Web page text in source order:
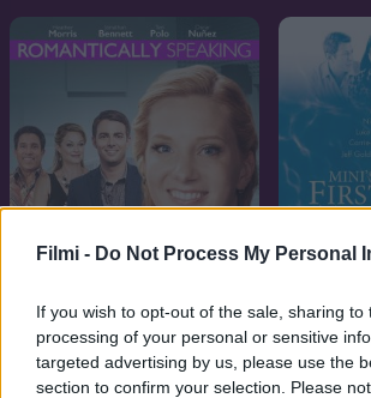
Filmi - Do Not Process My Personal
If you wish to opt-out of the sale, sharing to
processing of your personal or sensitive
targeted advertising by us, please use the
section to confirm your selection. Please
2015 7.1
Romantika az éterben
2006